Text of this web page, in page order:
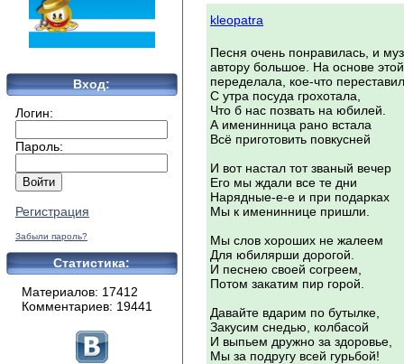
Вход:
Логин:
Пароль:
Регистрация
Забыли пароль?
Статистика:
Материалов: 17412
Комментариев: 19441
kleopatra
Песня очень понравилась, и
автору большое. На основе
переделала, кое-что
С утра посуда грохотала,
Что б нас позвать на юбилей.
А именинница рано встала
Всё приготовить повкусней
И вот настал тот званый вечер
Его мы ждали все те дни
Нарядные-е-е и при подарках
Мы к имениннице пришли.
Мы слов хороших не жалеем
Для юбилярши дорогой.
И песнею своей согреем,
Потом закатим пир горой.
Давайте вдарим по бутылке,
Закусим снедью, колбасой
И выпьем дружно за здоровье,
Мы за подругу всей гурьбой!